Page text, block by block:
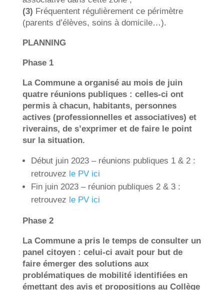
(3) Fréquentent régulièrement ce périmètre
(parents d’élèves, soins à domicile…).
PLANNING
Phase 1
La Commune a organisé au mois de juin
quatre réunions publiques : celles-ci ont
permis à chacun, habitants, personnes
actives (professionnelles et associatives) et
riverains, de s’exprimer et de faire le point
sur la situation.
Début juin 2023 – réunions publiques 1 & 2 :
retrouvez le PV ici
Fin juin 2023 – réunion publiques 2 & 3 :
retrouvez le PV ici
Phase 2
La Commune a pris le temps de consulter un
panel citoyen : celui-ci avait pour but de
faire émerger des solutions aux
problématiques de mobilité identifiées en
émettant des avis et propositions au Collège